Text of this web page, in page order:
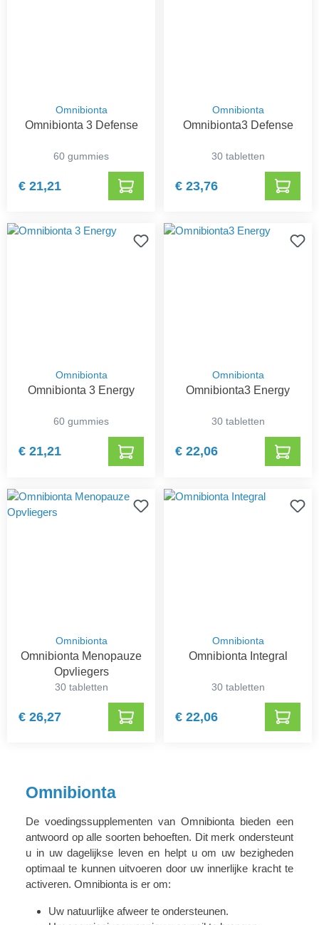
Omnibionta
Omnibionta 3 Defense
60 gummies
€ 21,21
Omnibionta
Omnibionta3 Defense
30 tabletten
€ 23,76
Omnibionta
Omnibionta 3 Energy
60 gummies
€ 21,21
Omnibionta
Omnibionta3 Energy
30 tabletten
€ 22,06
Omnibionta
Omnibionta Menopauze
Opvliegers
30 tabletten
€ 26,27
Omnibionta
Omnibionta Integral
30 tabletten
€ 22,06
Omnibionta
De voedingssupplementen van Omnibionta bieden een
antwoord op alle soorten behoeften. Dit merk ondersteunt
u in uw dagelijkse leven en helpt u om uw bezigheden
optimaal te kunnen uitvoeren door uw innerlijke kracht te
activeren. Omnibionta is er om:
Uw natuurlijke afweer te ondersteunen.